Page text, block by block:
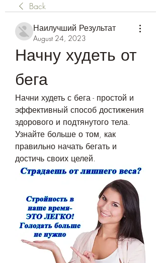
Back
Наилучший Результат
August 24, 2023
Начну худеть от
бега
Начни худеть с бега - простой и
эффективный способ достижения
здорового и подтянутого тела.
Узнайте больше о том, как
правильно начать бегать и
достичь своих целей.